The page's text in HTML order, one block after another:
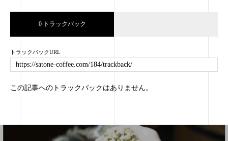
0 トラックバック
トラックバックURL
この記事へのトラックバックはありません。